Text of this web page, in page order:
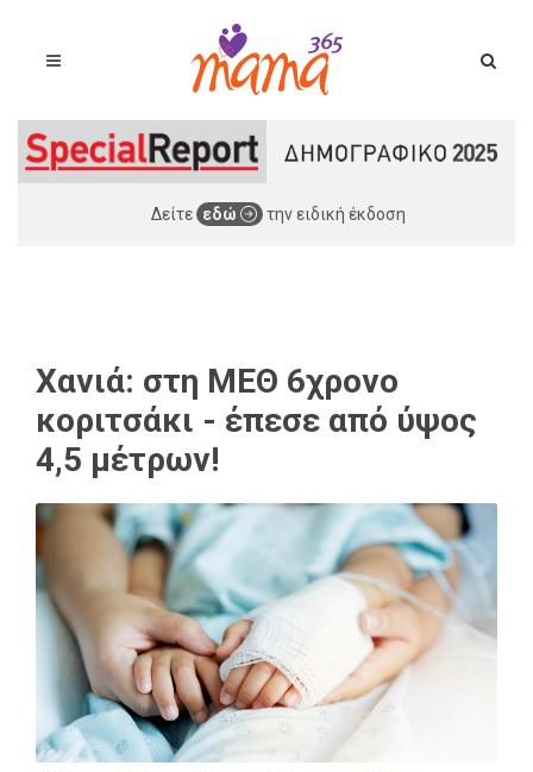
Δείτε εδώ την ειδική έκδοση
Χανιά: στη ΜΕΘ 6χρονο
κοριτσάκι - έπεσε από ύψος
4,5 μέτρων!